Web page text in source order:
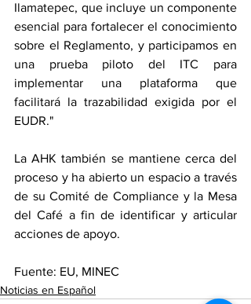
Ilamatepec, que incluye un componente
esencial para fortalecer el conocimiento
sobre el Reglamento, y participamos en
una prueba piloto del ITC para
implementar una plataforma que
facilitará la trazabilidad exigida por el
EUDR."
La AHK también se mantiene cerca del
proceso y ha abierto un espacio a través
de su Comité de Compliance y la Mesa
del Café a fin de identificar y articular
acciones de apoyo.
Fuente: EU, MINEC
Noticias en Español